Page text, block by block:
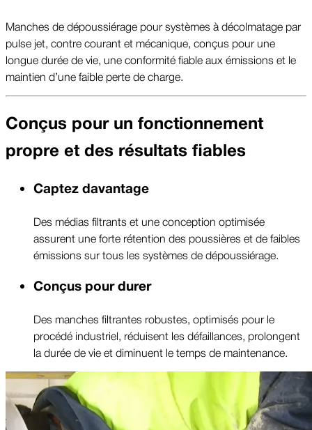
Manches de dépoussiérage pour systèmes à décolmatage par
pulse jet, contre courant et mécanique, conçus pour une
longue durée de vie, une conformité fiable aux émissions et le
maintien d’une faible perte de charge.
Conçus pour un fonctionnement
propre et des résultats fiables
Captez davantage
Des médias filtrants et une conception optimisée
assurent une forte rétention des poussières et de faibles
émissions sur tous les systèmes de dépoussiérage.
Conçus pour durer
Des manches filtrantes robustes, optimisés pour le
procédé industriel, réduisent les défaillances, prolongent
la durée de vie et diminuent le temps de maintenance.